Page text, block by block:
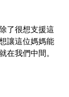
了很想支援這
讓這位媽媽能
在我們中間。